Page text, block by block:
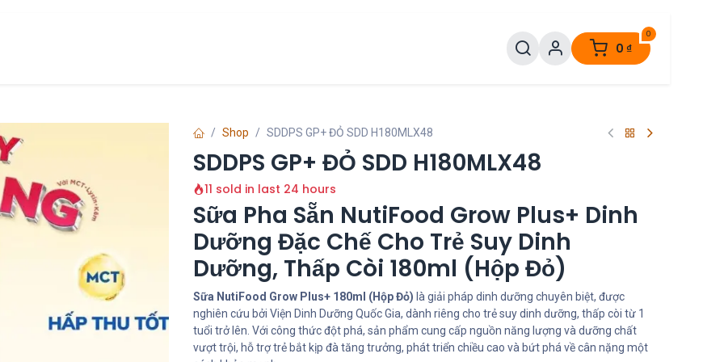
0
0 ₫
Shop SDDPS GP+ ĐỎ SDD H180MLX48
SDDPS GP+ ĐỎ SDD H180MLX48
11 sold in last 24 hours
Sữa Pha Sẵn NutiFood Grow Plus+ Dinh
Dưỡng Đặc Chế Cho Trẻ Suy Dinh
Dưỡng, Thấp Còi 180ml (Hộp Đỏ)
Sữa NutiFood Grow Plus+ 180ml (Hộp Đỏ) là giải pháp dinh dưỡng chuyên biệt, được
nghiên cứu bởi Viện Dinh Dưỡng Quốc Gia, dành riêng cho trẻ suy dinh dưỡng, thấp còi từ 1
tuổi trở lên. Với công thức đột phá, sản phẩm cung cấp nguồn năng lượng và dưỡng chất
vượt trội, hỗ trợ trẻ bắt kịp đà tăng trưởng, phát triển chiều cao và bứt phá về cân nặng một